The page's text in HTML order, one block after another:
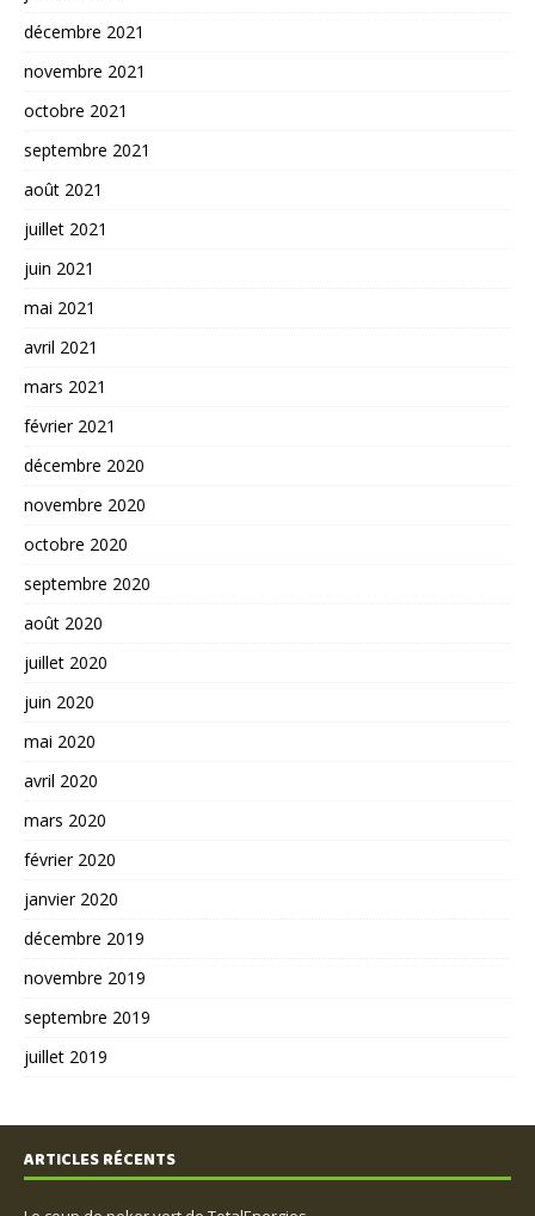
décembre 2021
novembre 2021
octobre 2021
septembre 2021
août 2021
juillet 2021
juin 2021
mai 2021
avril 2021
mars 2021
février 2021
décembre 2020
novembre 2020
octobre 2020
septembre 2020
août 2020
juillet 2020
juin 2020
mai 2020
avril 2020
mars 2020
février 2020
janvier 2020
décembre 2019
novembre 2019
septembre 2019
juillet 2019
ARTICLES RÉCENTS